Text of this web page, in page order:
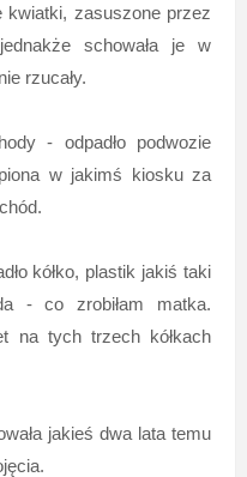
kwiatki, zasuszone przez
schowała je w
rzucały.
- odpadło podwozie
w jakimś kiosku za
kółko, plastik jakiś taki
- co zrobiłam matka.
na tych trzech kółkach
jakieś dwa lata temu